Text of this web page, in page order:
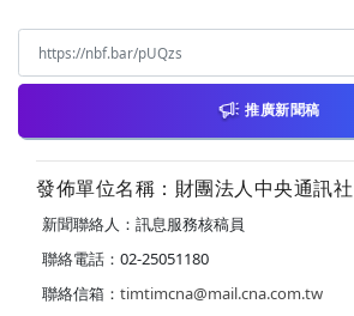
推廣新聞稿
發佈單位名稱：財團法人中央通訊社
新聞聯絡人：訊息服務核稿員
聯絡電話：02-25051180
聯絡信箱： timtimcna@mail.cna.com.tw